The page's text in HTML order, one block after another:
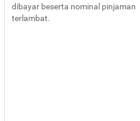
dibayar beserta nominal pinjaman
terlambat.